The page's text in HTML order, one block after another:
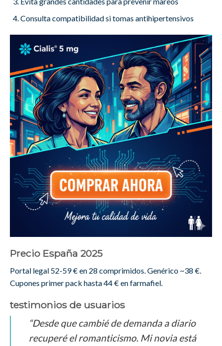
Consulta compatibilidad si tomas antihipertensivos
Precio España 2025
Portal legal 52-59 € en 28 comprimidos. Genérico ~38 €.
Cupones primer pack hasta 44 € en farmafiel.
testimonios de usuarios
“Desde que cambié de demanda a diario
recuperé el romanticismo. Mi novia está